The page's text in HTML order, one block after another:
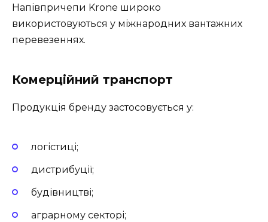
Напівпричепи Krone широко
використовуються у міжнародних вантажних
перевезеннях.
Комерційний транспорт
Продукція бренду застосовується у:
логістиці;
дистрибуції;
будівництві;
аграрному секторі;